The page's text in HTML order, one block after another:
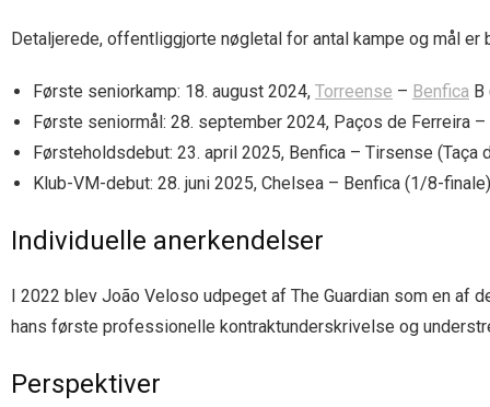
Detaljerede, offentliggjorte nøgletal for antal kampe og mål
Første seniorkamp: 18. august 2024, Torreense – Benfica B
Første seniormål: 28. september 2024, Paços de Ferreira
Førsteholdsdebut: 23. april 2025, Benfica – Tirsense (Taça
Klub-VM-debut: 28. juni 2025, Chelsea – Benfica (1/8-finale)
Individuelle anerkendelser
I 2022 blev João Veloso udpeget af The Guardian som en
hans første professionelle kontraktunderskrivelse og
Perspektiver